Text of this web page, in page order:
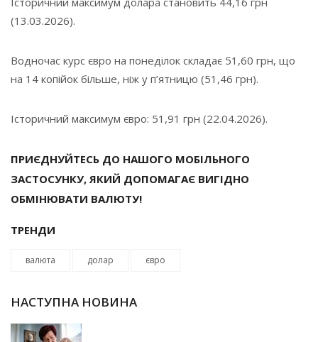
(13.03.2026).
Водночас курс євро на понеділок складає 51,60 грн, що
на 14 копійок більше, ніж у п’ятницю (51,46 грн).
Історичний максимум євро: 51,91 грн (22.04.2026).
ПРИЄДНУЙТЕСЬ ДО НАШОГО МОБІЛЬНОГО
ЗАСТОСУНКУ, ЯКИЙ ДОПОМАГАЄ ВИГІДНО
ОБМІНЮВАТИ ВАЛЮТУ!
ТРЕНДИ
валюта долар євро
НАСТУПНА НОВИНА